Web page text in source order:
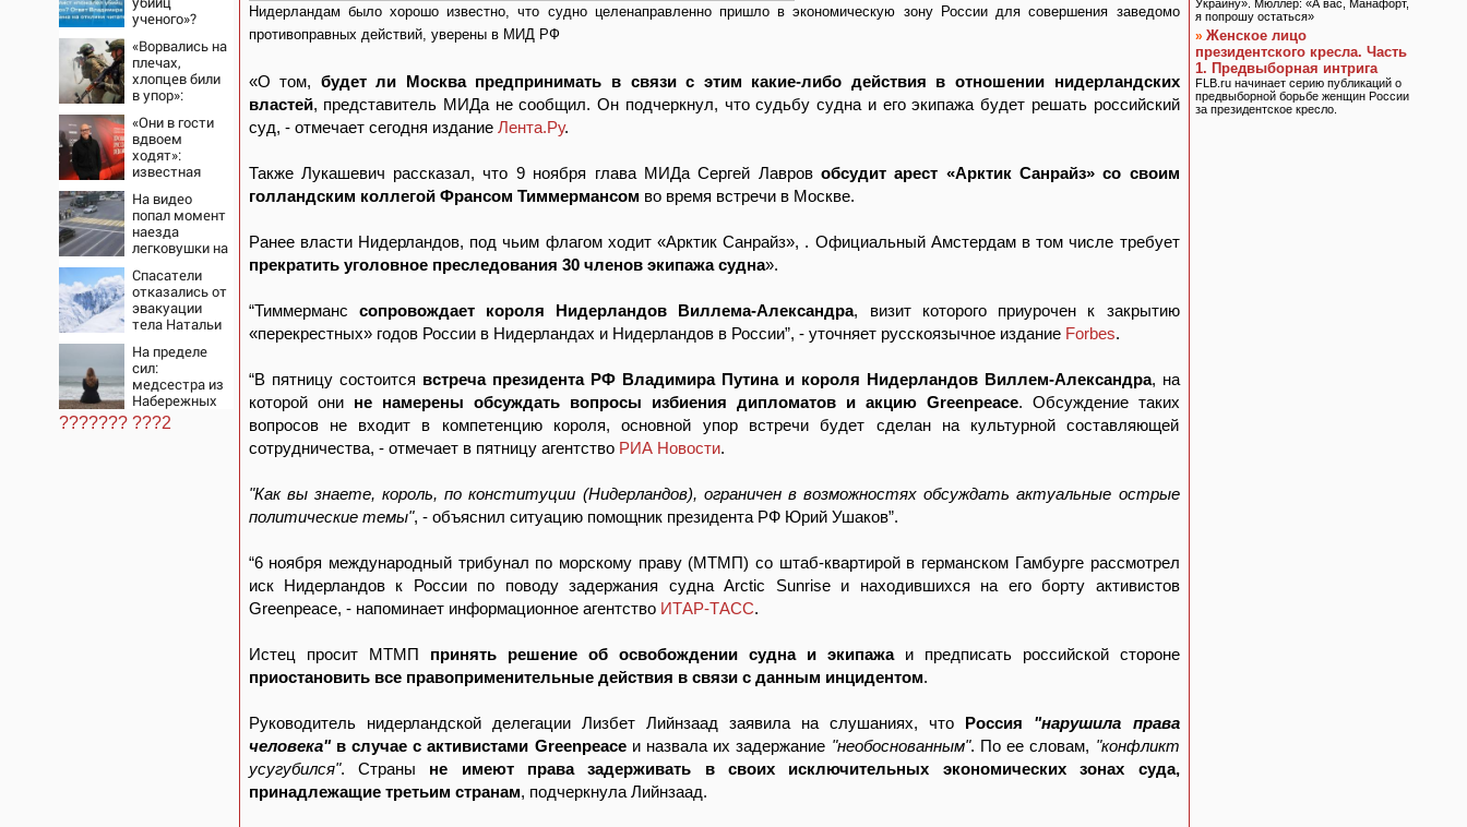
ученого»?
Владимира
Ворсобина на
отклики
читателей
«Ворвались на
плечах,
хлопцев били
в упор»:
Дружковка
стала
могильником
для «птах
Мадьяра»
«Они в гости
вдвоем
ходят»:
известная
подтвердила
роман
Бондарчука и
Исаковой
На видео
попал момент
наезда
легковушки на
где
пострадали
минимум
восемь
человек
06/08/2026 –
Новости
Спасатели
отказались от
эвакуации
тела Натальи
с
семитысячника
На пределе
сил:
медсестра из
Набережных
Челнов стала
самым
??????? ???2
Нидерландам было хорошо известно, что судно целенаправленно пришло в экономическую зону России для совершения заведомо
противоправных действий, уверены в МИД РФ
«О том, будет ли Москва предпринимать в связи с этим какие-либо действия в отношении нидерландских
властей, представитель МИДа не сообщил. Он подчеркнул, что судьбу судна и его экипажа будет решать российский
суд, - отмечает сегодня издание Лента.Ру.
Также Лукашевич рассказал, что 9 ноября глава МИДа Сергей Лавров обсудит арест «Арктик Санрайз» со своим
голландским коллегой Франсом Тиммермансом во время встречи в Москве.
Ранее власти Нидерландов, под чьим флагом ходит «Арктик Санрайз», . Официальный Амстердам в том числе требует
прекратить уголовное преследования 30 членов экипажа судна».
“Тиммерманс сопровождает короля Нидерландов Виллема-Александра, визит которого приурочен к закрытию
«перекрестных» годов России в Нидерландах и Нидерландов в России”, - уточняет русскоязычное издание Forbes.
“В пятницу состоится встреча президента РФ Владимира Путина и короля Нидерландов Виллем-Александра, на
которой они не намерены обсуждать вопросы избиения дипломатов и акцию Greenpeace. Обсуждение таких
вопросов не входит в компетенцию короля, основной упор встречи будет сделан на культурной составляющей
сотрудничества, - отмечает в пятницу агентство РИА Новости.
"Как вы знаете, король, по конституции (Нидерландов), ограничен в возможностях обсуждать актуальные острые
политические темы", - объяснил ситуацию помощник президента РФ Юрий Ушаков”.
“6 ноября международный трибунал по морскому праву (МТМП) со штаб-квартирой в германском Гамбурге рассмотрел
иск Нидерландов к России по поводу задержания судна Arctic Sunrise и находившихся на его борту активистов
Greenpeace, - напоминает информационное агентство ИТАР-ТАСС.
Истец просит МТМП принять решение об освобождении судна и экипажаи предписать российской стороне
приостановить все правоприменительные действия в связи с данным инцидентом.
Руководитель нидерландской делегации Лизбет Лийнзаад заявила на слушаниях, что Россия "нарушила права
человека"в случае с активистами Greenpeaceи назвала их задержание "необоснованным". По ее словам, "конфликт
усугубился". Страны не имеют права задерживать в своих исключительных экономических зонах суда,
принадлежащие третьим странам, подчеркнула Лийнзаад.
Украину». Мюллер: «А вас, Манафорт,
я попрошу остаться»
» Женское лицо
президентского кресла. Часть
1. Предвыборная интрига
FLB.ru начинает серию публикаций о
предвыборной борьбе женщин России
за президентское кресло.